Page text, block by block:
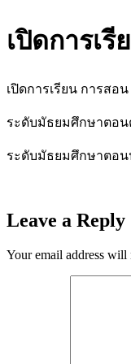
เปิดการเ
เปิดการเรียน การสอน
ระดับมัธยมศึกษาตอน
ระดับมัธยมศึกษาตอน
Leave a Reply
Your email address will